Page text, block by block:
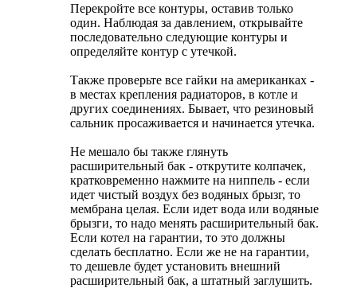
Перекройте все контуры, оставив только
один. Наблюдая за давлением, открывайте
последовательно следующие контуры и
определяйте контур с утечкой.
Также проверьте все гайки на американках -
в местах крепления радиаторов, в котле и
других соединениях. Бывает, что резиновый
сальник просаживается и начинается утечка.
Не мешало бы также глянуть
расширительный бак - открутите колпачек,
кратковременно нажмите на ниппель - если
идет чистый воздух без водяных брызг, то
мембрана целая. Если идет вода или водяные
брызги, то надо менять расширительный бак.
Если котел на гарантии, то это должны
сделать бесплатно. Если же не на гарантии,
то дешевле будет установить внешний
расширительный бак, а штатный заглушить.